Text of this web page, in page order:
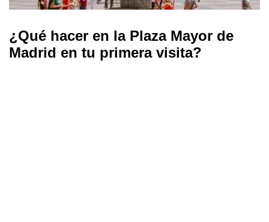
¿Qué hacer en la Plaza Mayor de
Madrid en tu primera visita?